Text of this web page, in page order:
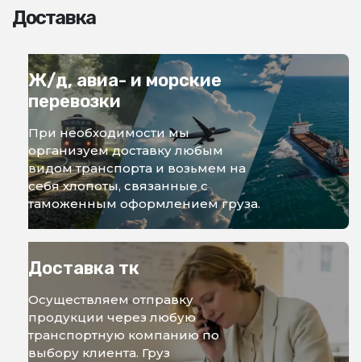
Доставка
Ж/д, авиа- и морские
перевозки
При необходимости мы
организуем доставку любым
видом транспорта и возьмем на
себя хлопоты, связанные с
таможенным оформлением груза.
Доставка тк
Осуществляем отправку
продукции через любую
транспортную компанию по
выбору клиента. Груз